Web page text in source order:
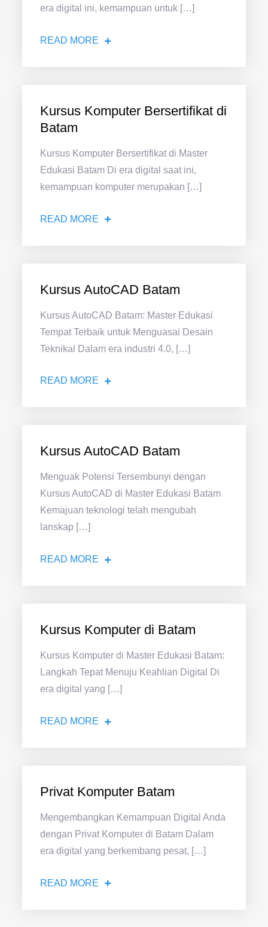
era digital ini, kemampuan untuk […]
READ MORE
Kursus Komputer Bersertifikat di
Batam
Kursus Komputer Bersertifikat di Master
Edukasi Batam Di era digital saat ini,
kemampuan komputer merupakan […]
READ MORE
Kursus AutoCAD Batam
Kursus AutoCAD Batam: Master Edukasi
Tempat Terbaik untuk Menguasai Desain
Teknikal Dalam era industri 4.0, […]
READ MORE
Kursus AutoCAD Batam
Menguak Potensi Tersembunyi dengan
Kursus AutoCAD di Master Edukasi Batam
Kemajuan teknologi telah mengubah
lanskap […]
READ MORE
Kursus Komputer di Batam
Kursus Komputer di Master Edukasi Batam:
Langkah Tepat Menuju Keahlian Digital Di
era digital yang […]
READ MORE
Privat Komputer Batam
Mengembangkan Kemampuan Digital Anda
dengan Privat Komputer di Batam Dalam
era digital yang berkembang pesat, […]
READ MORE